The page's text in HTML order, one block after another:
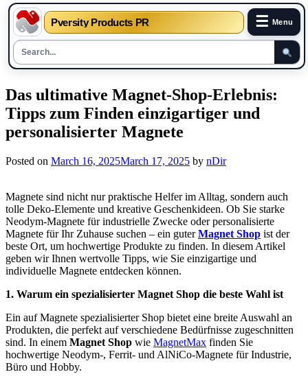
Pversity Products PR ☰ Menu
Skip
to
content
Das ultimative Magnet-Shop-Erlebnis:
Tipps zum Finden einzigartiger und
personalisierter Magnete
Posted on March 16, 2025March 17, 2025 by nDir
Magnete sind nicht nur praktische Helfer im Alltag, sondern auch
tolle Deko-Elemente und kreative Geschenkideen. Ob Sie starke
Neodym-Magnete für industrielle Zwecke oder personalisierte
Magnete für Ihr Zuhause suchen – ein guterMagnet Shop ist der
beste Ort, um hochwertige Produkte zu finden. In diesem Artikel
geben wir Ihnen wertvolle Tipps, wie Sie einzigartige und
individuelle Magnete entdecken können.
1. Warum ein spezialisierter Magnet Shop die beste Wahl ist
Ein auf Magnete spezialisierter Shop bietet eine breite Auswahl an
Produkten, die perfekt auf verschiedene Bedürfnisse zugeschnitten
sind. In einem Magnet Shop wie MagnetMax finden Sie
hochwertige Neodym-, Ferrit- und AlNiCo-Magnete für Industrie,
Büro und Hobby.